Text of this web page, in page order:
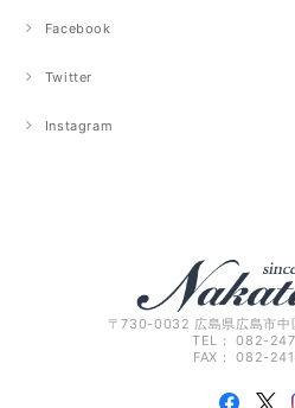
Facebook
Twitter
Instagram
〒730-0032 広島県広島市中
TEL： 082-
FAX： 082-